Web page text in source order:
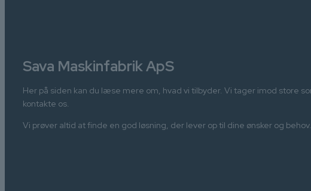
Sava Maskinfabrik ApS
Her på siden kan du læse mere om, hvad vi tilbyder. Vi tager imod store
kontakte os.
Vi prøver altid at finde en god løsning, der lever op til dine ønsker og